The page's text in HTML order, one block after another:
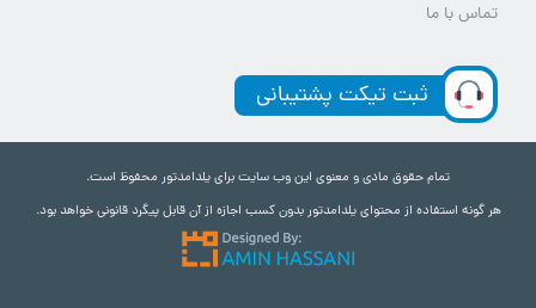
تماس با ما
ثبت تیکت پشتیبانی
تمام حقوق مادی و معنوی این وب سایت برای یلدامدتور محفوظ است.
هر گونه استفاده از محتوای یلدامدتور بدون کسب اجازه از آن قابل پیگرد قانونی خواهد بود.